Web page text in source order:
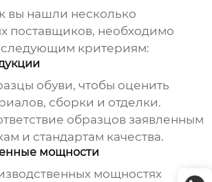
вы нашли несколько
поставщиков, необходимо
следующим критериям:
обуви, чтобы оценить
сборки и отделки.
образцов заявленным
и стандартам качества.
мощности
мощностях